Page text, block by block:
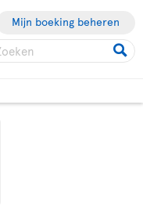
Mijn boeking beheren